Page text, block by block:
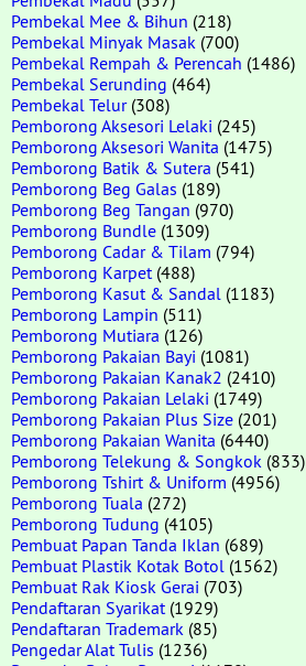
Pembekal Mee & Bihun (218)
Pembekal Minyak Masak (700)
Pembekal Rempah & Perencah (1486)
Pembekal Serunding (464)
Pembekal Telur(308)
Pemborong Aksesori Lelaki (245)
Pemborong Aksesori Wanita (1475)
Pemborong Batik & Sutera (541)
Pemborong Beg Galas (189)
Pemborong Beg Tangan (970)
Pemborong Bundle (1309)
Pemborong Cadar & Tilam (794)
Pemborong Karpet (488)
Pemborong Kasut & Sandal (1183)
Pemborong Lampin (511)
Pemborong Mutiara (126)
Pemborong Pakaian Bayi (1081)
Pemborong Pakaian Kanak2 (2410)
Pemborong Pakaian Lelaki (1749)
Pemborong Pakaian Plus Size (201)
Pemborong Pakaian Wanita (6440)
Pemborong Telekung & Songkok (833)
Pemborong Tshirt & Uniform (4956)
Pemborong Tuala (272)
Pemborong Tudung (4105)
Pembuat Papan Tanda Iklan (689)
Pembuat Plastik Kotak Botol (1562)
Pembuat Rak Kiosk Gerai (703)
Pendaftaran Syarikat (1929)
Pendaftaran Trademark (85)
Pengedar Alat Tulis (1236)